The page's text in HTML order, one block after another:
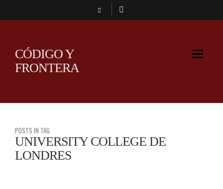
CÓDIGO Y
FRONTERA
POSTS IN TAG
UNIVERSITY COLLEGE DE
LONDRES